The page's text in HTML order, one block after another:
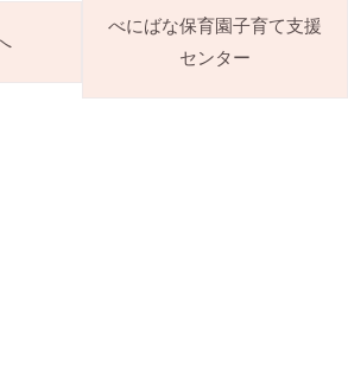
べにばな保育園子育て支援
センター